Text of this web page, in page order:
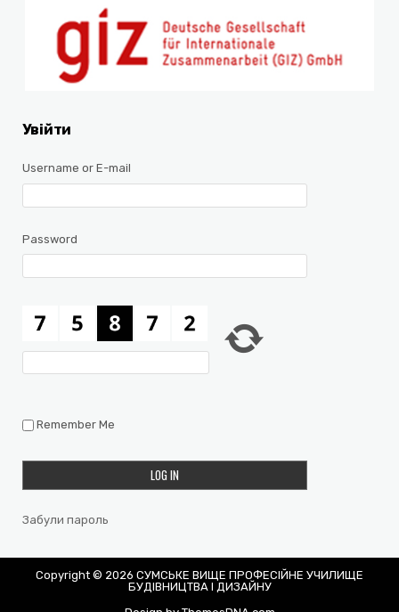
Увійти
Username or E-mail
Password
Remember Me
Забули пароль
Copyright © 2026 СУМСЬКЕ ВИЩЕ ПРОФЕСІЙНЕ УЧИЛИЩЕ
БУДІВНИЦТВА І ДИЗАЙНУ